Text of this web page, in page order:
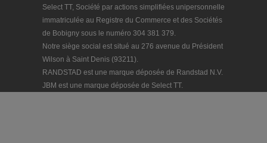
Select TT, Société par actions simplifiées unipersonnelle
immatriculée au Registre du Commerce et des Sociétés
de Bobigny sous le numéro 304 381 379.
Notre siège social est situé au 276 avenue du Président
Wilson à Saint Denis (93211).
RANDSTAD est une marque déposée de Randstad N.V.
JBM est une marque déposée de Select TT.